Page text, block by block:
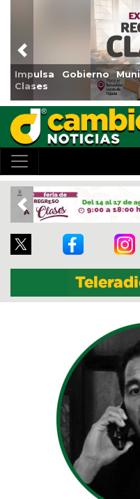
a
Reabrirá
Previous
Previous